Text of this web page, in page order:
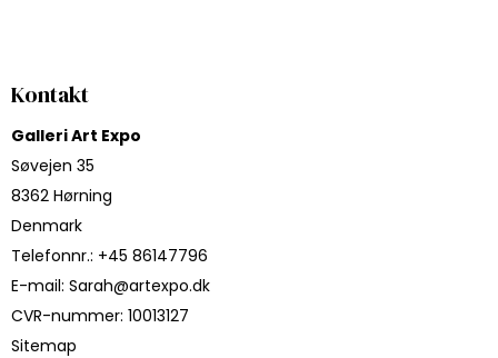
Kontakt
Galleri Art Expo
Søvejen 35
8362 Hørning
Denmark
Telefonnr.: +45 86147796
E-mail: Sarah@artexpo.dk
CVR-nummer: 10013127
Sitemap